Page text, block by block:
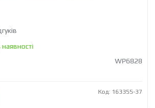
наявності
WP6828
Код: 163355-37